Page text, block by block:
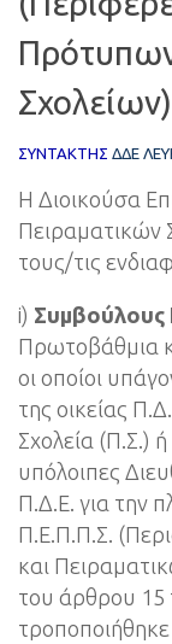
Σχολείων)
ΣΥΝΤΆΚΤΗΣ ΔΔΕ
Η Διοικούσα
Πειραματικών
τους/τις
i) Συμβούλους
Πρωτοβάθμια
οι οποίοι
της οικείας
Σχολεία (Π.Σ.)
υπόλοιπες
Π.Δ.Ε. για την
Π.Ε.Π.Π.Σ.
και
του άρθρου 15
τροποποιήθηκε